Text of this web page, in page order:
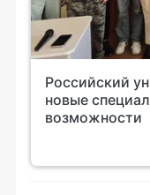
Российский
новые
возможности